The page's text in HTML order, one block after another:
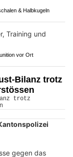
& Halbkugeln
vor Ort
Bilanz trotz
gegen das